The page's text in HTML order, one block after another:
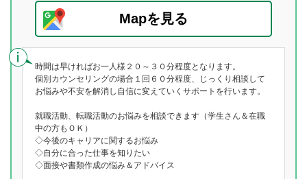
Mapを見る
時間は早ければお一人様２０～３０分程度となります。
個別カウンセリングの場合１回６０分程度、じっくり相談して
お悩みや不安を解消し自信に変えていくサポートを行います。
就職活動、転職活動のお悩みを相談できます（学生さん＆在職
中の方もＯＫ）
◇今後のキャリアに関するお悩み
◇自分に合った仕事を知りたい
◇面接や書類作成の悩み＆アドバイス